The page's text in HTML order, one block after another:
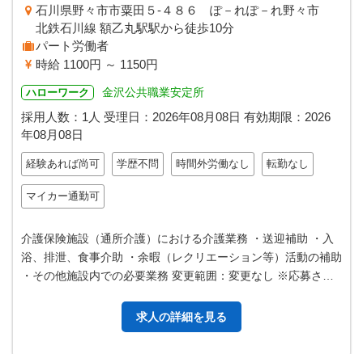
石川県野々市市粟田５‐４８６ ぽ－れぽ－れ野々市
北鉄石川線 額乙丸駅駅から徒歩10分
パート労働者
時給 1100円 ～ 1150円
ハローワーク 金沢公共職業安定所
採用人数：1人 受理日： 2026年08月08日 有効期限： 2026
年08月08日
経験あれば尚可 学歴不問 時間外労働なし 転勤なし
マイカー通勤可
介護保険施設（通所介護）における介護業務 ・送迎補助 ・入
浴、排泄、食事介助 ・余暇（レクリエーション等）活動の補助
・その他施設内での必要業務 変更範囲：変更なし ※応募され
求人の詳細を見る